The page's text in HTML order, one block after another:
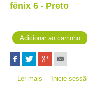
fēnix 6 - Preto
Ler mais acerca de
Inicie